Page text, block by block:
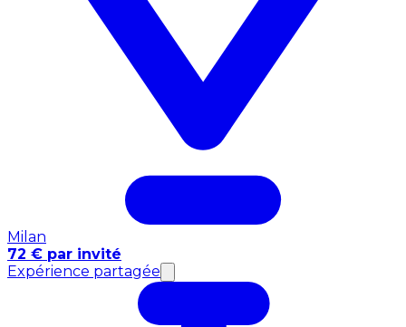
Milan
72 € par invité
Expérience partagée